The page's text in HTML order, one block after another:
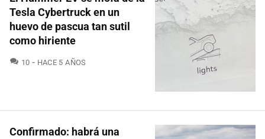
Tesla Cybertruck en un
huevo de pascua tan sutil
como hiriente
10 COMENTARIOS
HACE 5 AÑOS
Confirmado: habrá una